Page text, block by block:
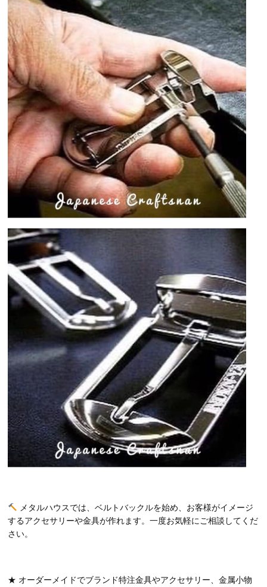
メタルハウスでは、ベルトバックルを始め、お客様がイメージ
するアクセサリーや金具が作れます。一度お気軽にご相談してくだ
さい。
★ オーダーメイドでブランド特注金具やアクセサリー、金属小物